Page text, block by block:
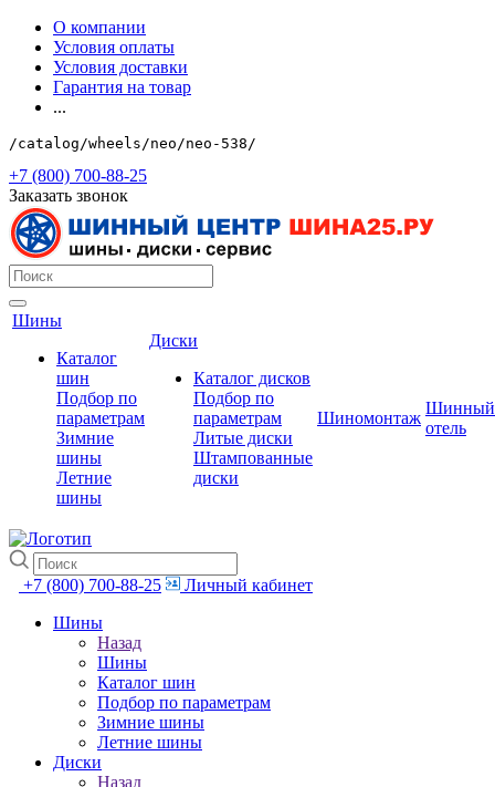
О компании
Условия оплаты
Условия доставки
Гарантия на товар
...
/catalog/wheels/neo/neo-538/
+7 (800) 700-88-25
Заказать звонок
Шины
Каталог
шин
Подбор по
параметрам
Зимние
шины
Летние
шины
Диски
Каталог дисков
Подбор по
параметрам
Литые диски
Штампованные
диски
Шиномонтаж
Шинный
отель
+7 (800) 700-88-25
Личный кабинет
Шины
Назад
Шины
Каталог шин
Подбор по параметрам
Зимние шины
Летние шины
Диски
Назад